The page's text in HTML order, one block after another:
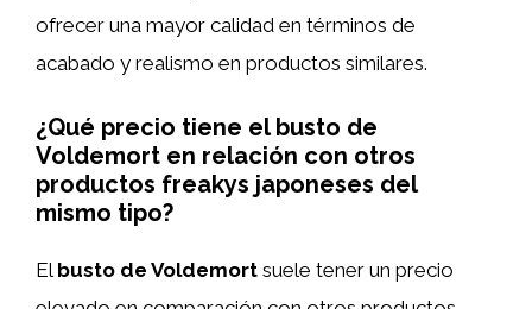
ofrecer una mayor calidad en términos de
acabado y realismo en productos similares.
¿Qué precio tiene el busto de
Voldemort en relación con otros
productos freakys japoneses del
mismo tipo?
El busto de Voldemort suele tener un precio